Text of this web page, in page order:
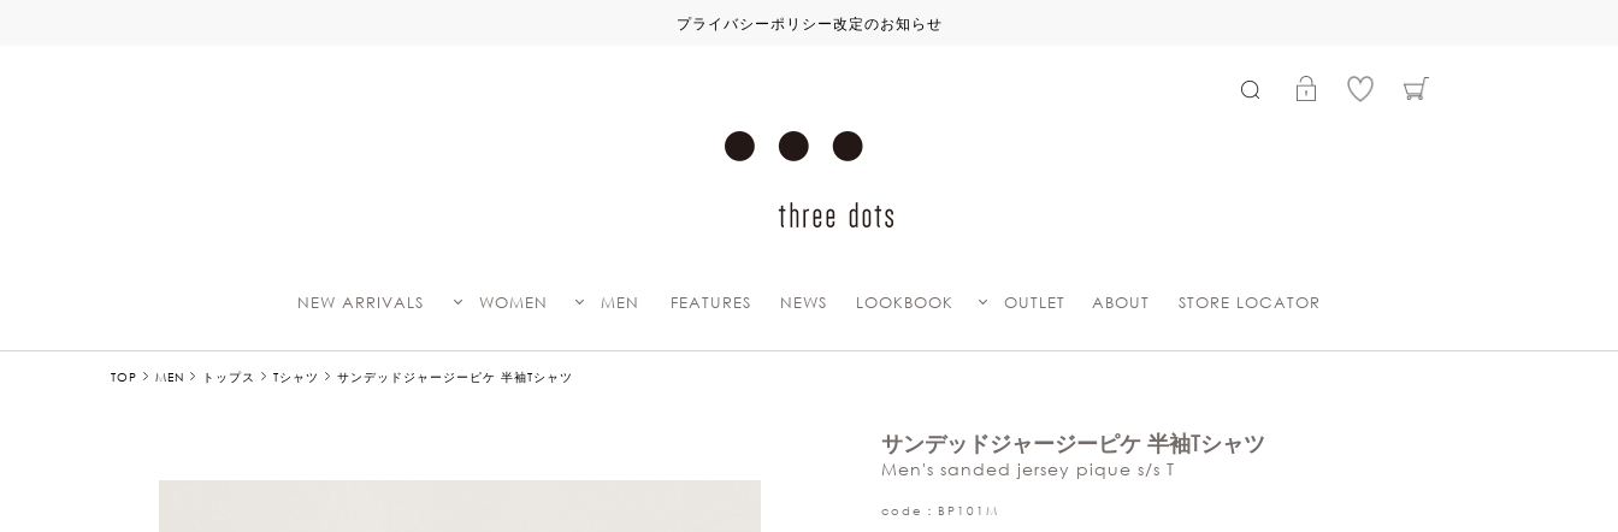
プライバシーポリシー改定のお知らせ
NEW ARRIVALS WOMEN MEN FEATURES NEWS LOOKBOOK OUTLET ABOUT STORE LOCATOR
TOP MEN トップス Tシャツ サンデッドジャージーピケ 半袖Tシャツ
サンデッドジャージーピケ 半袖Tシャツ
Men's sanded jersey pique s/s T
code：BP101M